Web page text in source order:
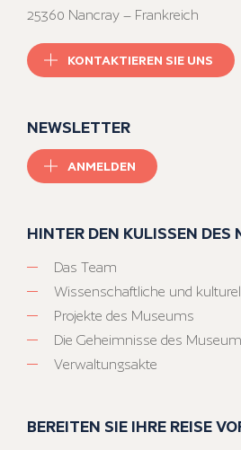
25360 Nancray – Frankreich
KONTAKTIEREN SIE UNS
NEWSLETTER
ANMELDEN
HINTER DEN KULISSEN DES
Das Team
Wissenschaftliche und
Projekte des Museums
Die Geheimnisse des
Verwaltungsakte
BEREITEN SIE IHRE REISE